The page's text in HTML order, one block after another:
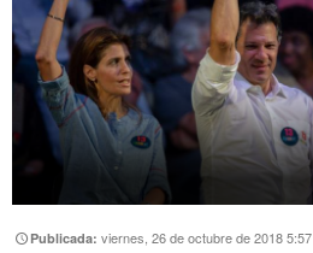
Publicada:viernes, 26 de octubre de 2018 5:57